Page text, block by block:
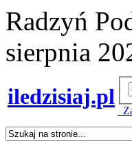
Radzyń
sierpnia
iledzisiaj.pl